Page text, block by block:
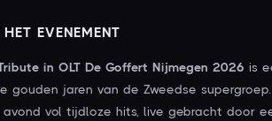
EVENEMENT
in OLT De Goffert Nijmegen 2026 is
gouden jaren van de Zweedse
avond vol tijdloze hits, live gebracht door